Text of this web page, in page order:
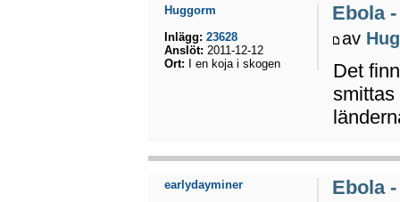
Ebola
av
Det
smittas
Huggorm
Inlägg: 23628
Anslöt: 2011-12-12
Ort: I en koja i skogen
Ebola
earlydayminer